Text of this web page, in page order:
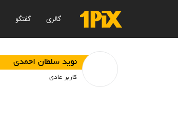
گالری گفتگو
نوید سلطان احمدی
کاربر عادی